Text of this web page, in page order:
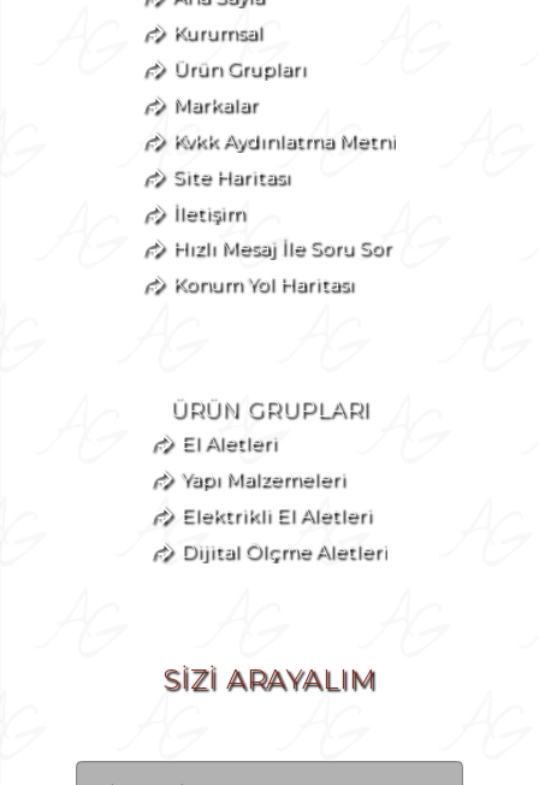
Kurumsal
Ürün Grupları
Markalar
Kvkk Aydınlatma Metni
Site Haritası
İletişim
Hızlı Mesaj İle Soru Sor
Konum Yol Haritası
ÜRÜN GRUPLARI
El Aletleri
Yapı Malzemeleri
Elektrikli El Aletleri
Dijital Ölçme Aletleri
SİZİ ARAYALIM